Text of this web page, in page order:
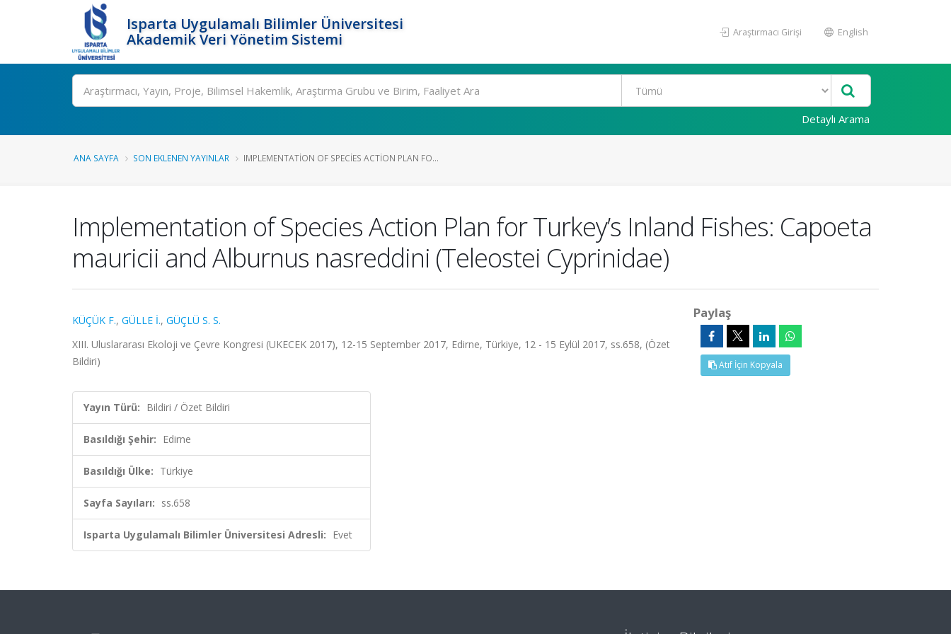
Isparta Uygulamalı Bilimler Üniversitesi
Akademik Veri Yönetim Sistemi
Araştırmacı Girişi English
Ara
Detaylı Arama
ANA SAYFA SON EKLENEN YAYINLAR IMPLEMENTATION OF SPECIES ACTION PLAN FO...
Implementation of Species Action Plan for Turkey’s Inland Fishes: Capoeta
mauricii and Alburnus nasreddini (Teleostei Cyprinidae)
KÜÇÜK F., GÜLLE İ., GÜÇLÜ S. S.
XIII. Uluslararası Ekoloji ve Çevre Kongresi (UKECEK 2017), 12-15 September 2017, Edirne, Türkiye, 12 - 15 Eylül 2017, ss.658, (Özet
Bildiri)
Yayın Türü: Bildiri / Özet Bildiri
Basıldığı Şehir: Edirne
Basıldığı Ülke: Türkiye
Sayfa Sayıları: ss.658
Isparta Uygulamalı Bilimler Üniversitesi Adresli: Evet
Paylaş
Atıf İçin Kopyala